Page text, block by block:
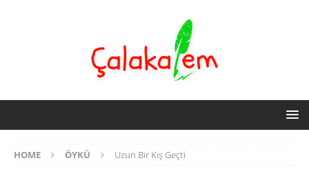
HOME ÖYKÜ Uzun Bir Kış Geçti